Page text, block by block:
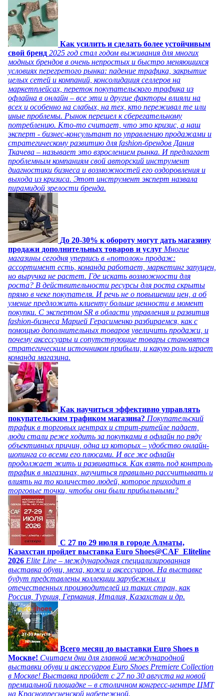
Как усилить и сделать более устойчивым
свой бренд 2025 год стал годом выживания для многих
модных брендов в очень непростых и быстро меняющихся
условиях перегретого рынка: падение трафика, закрытие
целых сетей и компаний, консолидация селлеров на
маркетплейсах, переток покупательского трафика из
офлайна в онлайн – все эти и другие факторы влияли на
всех и особенно на слабых, на тех, кто переживал те или
иные проблемы. Рынок перешел к сберегательному
потреблению. Кто-то считает, что это кризис, а наш
эксперт - бизнес-консультант по управлению продажами и
стратегическому развитию для fashion-брендов Дания
Ткачева – называет это взрослением рынка. И предлагает
проблемным компаниям свой авторский инструмент
диагностики бизнеса и возможностей его оздоровления и
выхода из кризиса. Этот инструмент эксперт назвала
пирамидой зрелости бренда.
До 20-30% к обороту могут дать магазину
продажи дополнительных товаров и услуг Многие
магазины сегодня уперлись в «потолок» продаж:
ассортимент есть, команда работает, маркетинг запущен,
но выручка не растет. Где искать возможности для
роста? В действительности ресурсы для роста скрыты
прямо в чеке покупателя. И речь не о повышении цен, а об
умение предложить клиенту больше ценности в момент
покупки. С экспертом SR в области управления и развития
fashion-бизнеса Марией Герасименко разбираемся, как с
помощью дополнительных товаров увеличить продажи, и
почему аксессуары и сопутствующие товары становятся
стратегическим источником прибыли, и какую роль играет
команда магазина.
Как научиться эффективно управлять
покупательским трафиком магазина? Покупательский
трафик в торговых центрах и стрит-ритейле падает,
люди стали реже ходить за покупками в офлайн по ряду
объективных причин, одна из которых – удобство онлайн-
шопинга со всеми его плюсами. И все же офлайн
продолжает жить и развиваться. Как взять под контроль
трафик в магазинах, научиться правильно рассчитывать и
влиять на то количество людей, которое приходит в
торговые точки, чтобы они были прибыльными?
C 27 по 29 июля в городе Алматы,
Казахстан пройдет выставка Euro Shoes@CAF_Eliteline
2026 Elite Line – международная специализированная
выставка обуви, меха, кожи и аксессуаров. На выставке
будут представлены коллекции зарубежных и
отечественных производителей из таких стран, как
Россия, Турция, Германия, Италия, Казахстан и др.
Всего месяц до выставки Euro Shoes в
Москве! Считаем дни для главной международной
выставки обуви и аксессуаров Euro Shoes Premiere Collection
в Москве! Выставка пройдет с 27 по 30 августа на новой
премиальной площадке – в столичном конгресс-центре ЦМТ
на Краснопресненской набережной.